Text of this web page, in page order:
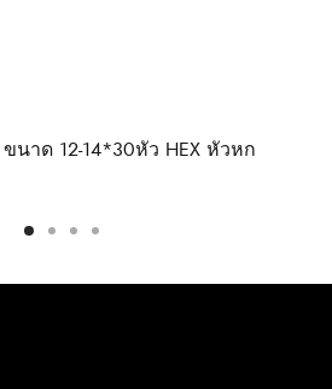
นาด 12-14*30หัว HEX หัวหก